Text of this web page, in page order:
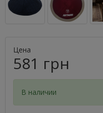
Цена
581 грн
В наличии